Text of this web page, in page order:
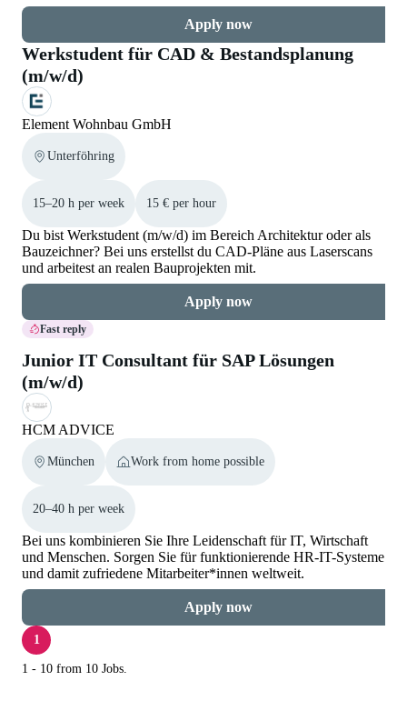
Apply now
Werkstudent für CAD & Bestandsplanung
(m/w/d)
Element Wohnbau GmbH
Unterföhring
15–20 h per week 15 € per hour
Du bist Werkstudent (m/w/d) im Bereich Architektur oder als
Bauzeichner? Bei uns erstellst du CAD-Pläne aus Laserscans
und arbeitest an realen Bauprojekten mit.
Apply now
Fast reply
Junior IT Consultant für SAP Lösungen
(m/w/d)
HCM ADVICE
München Work from home possible
20–40 h per week
Bei uns kombinieren Sie Ihre Leidenschaft für IT, Wirtschaft
und Menschen. Sorgen Sie für funktionierende HR-IT-Systeme
und damit zufriedene Mitarbeiter*innen weltweit.
Apply now
1
1 - 10 from 10 Jobs.